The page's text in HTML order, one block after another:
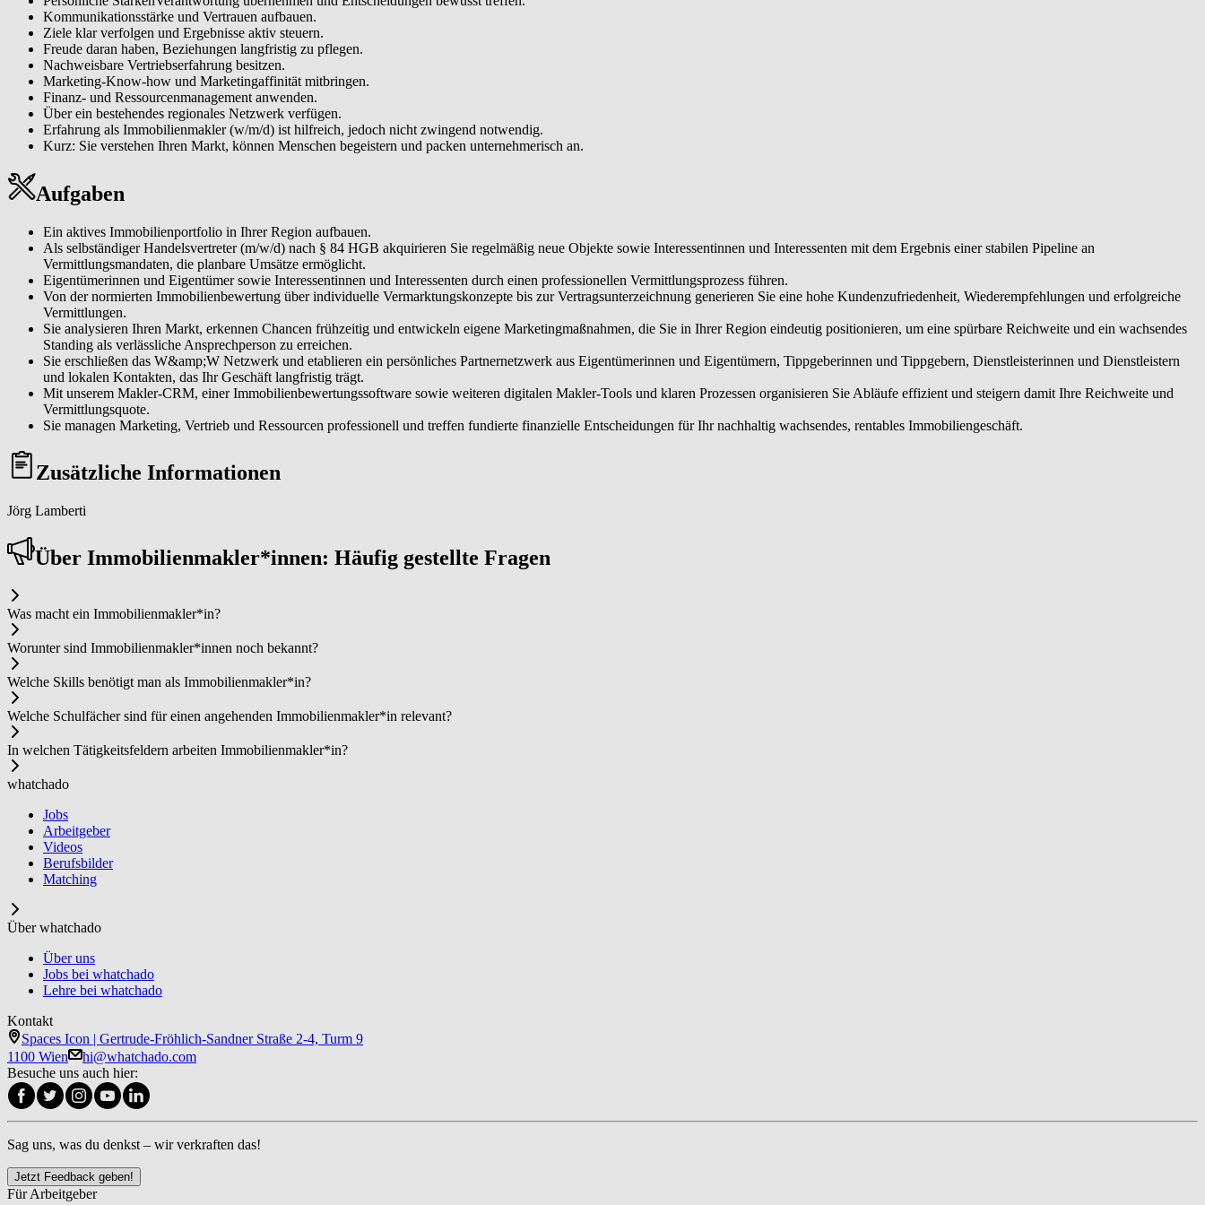
Kommunikationsstärke und Vertrauen aufbauen.
Ziele klar verfolgen und Ergebnisse aktiv steuern.
Freude daran haben, Beziehungen langfristig zu pflegen.
Nachweisbare Vertriebserfahrung besitzen.
Marketing-Know-how und Marketingaffinität mitbringen.
Finanz- und Ressourcenmanagement anwenden.
Über ein bestehendes regionales Netzwerk verfügen.
Erfahrung als Immobilienmakler (w/m/d) ist hilfreich, jedoch nicht zwingend notwendig.
Kurz: Sie verstehen Ihren Markt, können Menschen begeistern und packen unternehmerisch an.
Aufgaben
Ein aktives Immobilienportfolio in Ihrer Region aufbauen.
Als selbständiger Handelsvertreter (m/w/d) nach § 84 HGB akquirieren Sie regelmäßig neue Objekte sowie Interessentinnen und Interessenten mit dem Ergebnis einer stabilen Pipeline an
Vermittlungsmandaten, die planbare Umsätze ermöglicht.
Eigentümerinnen und Eigentümer sowie Interessentinnen und Interessenten durch einen professionellen Vermittlungsprozess führen.
Von der normierten Immobilienbewertung über individuelle Vermarktungskonzepte bis zur Vertragsunterzeichnung generieren Sie eine hohe Kundenzufriedenheit, Wiederempfehlungen und erfolgreiche
Vermittlungen.
Sie analysieren Ihren Markt, erkennen Chancen frühzeitig und entwickeln eigene Marketingmaßnahmen, die Sie in Ihrer Region eindeutig positionieren, um eine spürbare Reichweite und ein wachsendes
Standing als verlässliche Ansprechperson zu erreichen.
Sie erschließen das W&amp;W Netzwerk und etablieren ein persönliches Partnernetzwerk aus Eigentümerinnen und Eigentümern, Tippgeberinnen und Tippgebern, Dienstleisterinnen und Dienstleistern
und lokalen Kontakten, das Ihr Geschäft langfristig trägt.
Mit unserem Makler-CRM, einer Immobilienbewertungssoftware sowie weiteren digitalen Makler-Tools und klaren Prozessen organisieren Sie Abläufe effizient und steigern damit Ihre Reichweite und
Vermittlungsquote.
Sie managen Marketing, Vertrieb und Ressourcen professionell und treffen fundierte finanzielle Entscheidungen für Ihr nachhaltig wachsendes, rentables Immobiliengeschäft.
Zusätzliche Informationen
Jörg Lamberti
Über Im­mo­bi­li­en­mak­ler*in­nen: Häufig gestellte Fragen
Was macht ein Im­mo­bi­li­en­mak­ler*in?
Worunter sind Im­mo­bi­li­en­mak­ler*in­nen noch bekannt?
Welche Skills benötigt man als Im­mo­bi­li­en­mak­ler*in?
Welche Schulfächer sind für einen angehenden Im­mo­bi­li­en­mak­ler*in relevant?
In welchen Tätigkeitsfeldern arbeiten Im­mo­bi­li­en­mak­ler*in?
whatchado
Jobs
Arbeitgeber
Videos
Berufsbilder
Matching
Über whatchado
Über uns
Jobs bei whatchado
Lehre bei whatchado
Kontakt
Spaces Icon | Gertrude-Fröhlich-Sandner Straße 2-4, Turm 9
1100 Wien
hi@whatchado.com
Besuche uns auch hier:
Sag uns, was du denkst – wir verkraften das!
Jetzt Feedback geben!
Für Arbeitgeber